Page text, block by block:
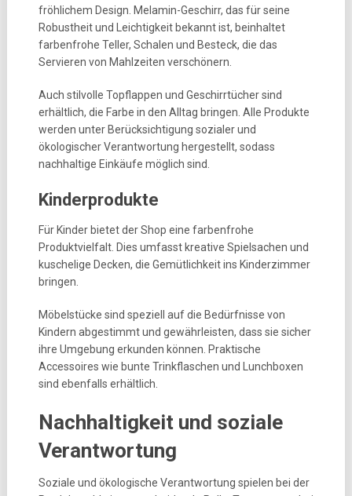
fröhlichem Design. Melamin-Geschirr, das für seine
Robustheit und Leichtigkeit bekannt ist, beinhaltet
farbenfrohe Teller, Schalen und Besteck, die das
Servieren von Mahlzeiten verschönern.
Auch stilvolle Topflappen und Geschirrtücher sind
erhältlich, die Farbe in den Alltag bringen. Alle Produkte
werden unter Berücksichtigung sozialer und
ökologischer Verantwortung hergestellt, sodass
nachhaltige Einkäufe möglich sind.
Kinderprodukte
Für Kinder bietet der Shop eine farbenfrohe
Produktvielfalt. Dies umfasst kreative Spielsachen und
kuschelige Decken, die Gemütlichkeit ins Kinderzimmer
bringen.
Möbelstücke sind speziell auf die Bedürfnisse von
Kindern abgestimmt und gewährleisten, dass sie sicher
ihre Umgebung erkunden können. Praktische
Accessoires wie bunte Trinkflaschen und Lunchboxen
sind ebenfalls erhältlich.
Nachhaltigkeit und soziale
Verantwortung
Soziale und ökologische Verantwortung spielen bei der